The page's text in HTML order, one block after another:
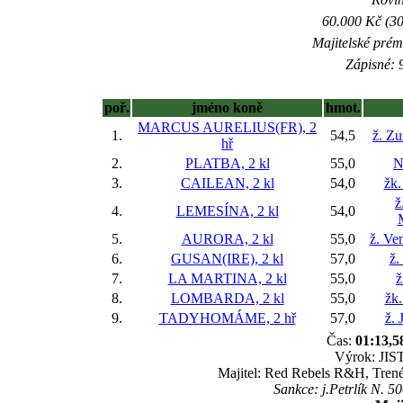
60.000 Kč
Majitelské
Zápisné:
poř. jméno koně
hmot.
1.
MARCUS AURELIUS(FR), 2
hř
54,5
ž.
2.
PLATBA, 2 kl 55,0
3.
CAILEAN, 2 kl 54,0
4.
LEMESÍNA, 2 kl 54,0
5.
AURORA, 2 kl 55,0
ž.
6.
GUSAN(IRE), 2 kl 57,0
ž.
7.
LA MARTINA, 2 kl 55,0
8.
LOMBARDA, 2 kl 55,0
9.
TADYHOMÁME, 2 hř 57,0
ž.
Čas:
Výrok:
Majitel: Red Rebels R&H,
Sankce: j.Petrlík N.